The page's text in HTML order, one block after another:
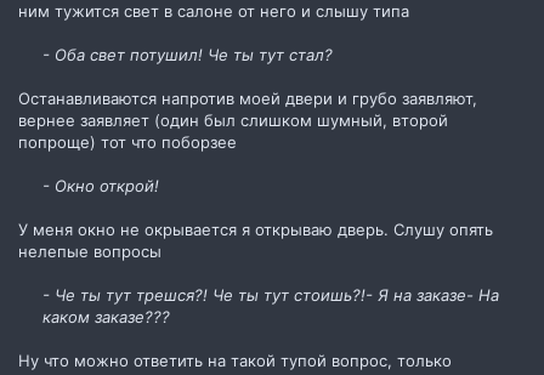
ним тужится свет в салоне от него и слышу типа
- Оба свет потушил! Че ты тут стал?
Останавливаются напротив моей двери и грубо заявляют,
вернее заявляет (один был слишком шумный, второй
попроще) тот что поборзее
- Окно открой!
У меня окно не окрывается я открываю дверь. Слушу опять
нелепые вопросы
- Че ты тут трешся?! Че ты тут стоишь?!- Я на заказе- На
каком заказе???
Ну что можно ответить на такой тупой вопрос, только